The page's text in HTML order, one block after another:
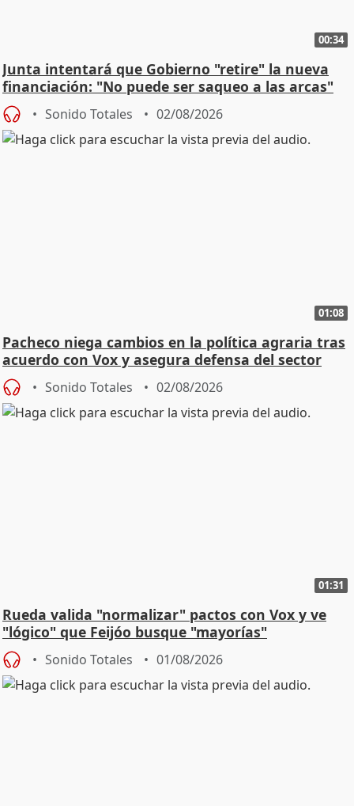
00:34
Junta intentará que Gobierno "retire" la nueva
financiación: "No puede ser saqueo a las arcas"
Sonido Totales 02/08/2026
01:08
Pacheco niega cambios en la política agraria tras
acuerdo con Vox y asegura defensa del sector
Sonido Totales 02/08/2026
01:31
Rueda valida "normalizar" pactos con Vox y ve
"lógico" que Feijóo busque "mayorías"
Sonido Totales 01/08/2026